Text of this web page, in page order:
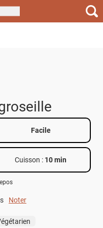
Facile
Cuisson : 10 min
5.Noter